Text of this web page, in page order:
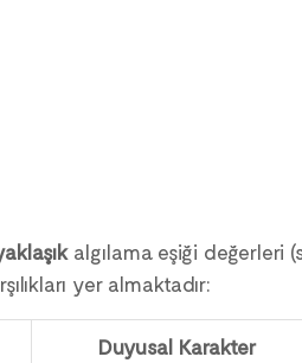
algılama eşiği değerleri
yer almaktadır:
Duyusal Karakter